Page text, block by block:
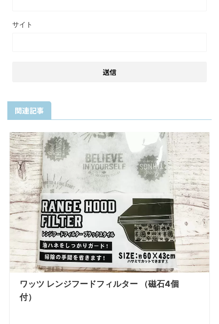
サイト
関連記事
ワッツ レンジフードフィルター （磁石4個
付）